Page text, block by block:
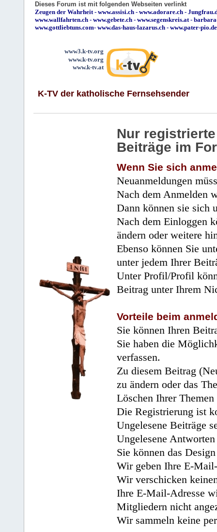
Dieses Forum ist mit folgenden Webseiten verlinkt
Zeugen der Wahrheit- www.assisi.ch - www.adorare.ch -
www.wallfahrten.ch - www.gebete.ch - www.segenskreis.at-
www.gottliebtuns.com- www.das-haus-lazarus.ch - www.pater-pio.de
www3.k-tv.org
www.k-tv.org
www.k-tv.at
K-TV der katholische Fernsehsender
Nur
Beiträge im
Wenn Sie sich
Neuanmeldungen
Nach dem Anmelden
Dann können sie sich
Nach dem Einloggen
ändern oder weitere
Ebenso können Sie
unter jedem Ihrer
Unter Profil/Profil
Beitrag unter Ihrem
Vorteile beim
Sie können Ihren
Sie haben die
verfassen.
Zu diesem Beitrag
zu ändern oder das
Löschen Ihrer
Die Registrierung ist
Ungelesene Beiträge
Ungelesene
Sie können das
Wir geben Ihre E-
Wir verschicken
Ihre E-Mail-Adresse
Mitgliedern nicht
Wir sammeln keine